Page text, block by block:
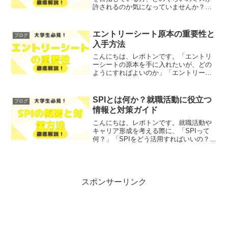
許されるのか気になっていませんか？そ
解説します！レポトンこの記事は次のよ
うな人に...
ブログ
エントリーシート原本の重要性と
入手方法
こんにちは、レポトンです。「エントリ
ーシートの原本を手に入れたいが、どの
ようにすればよいのか」「エントリーシ
エントリーシート原本の重要性とその入
手方法について、わかりや...
ブログ
SPIとは何か？就職活動に役立つ
情報と対策ガイド
こんにちは、レポトンです。就職活動や
キャリア形成を考える際に、「SPIって
何？」「SPIをどう活用すればいいの？」
スポンサーリンク